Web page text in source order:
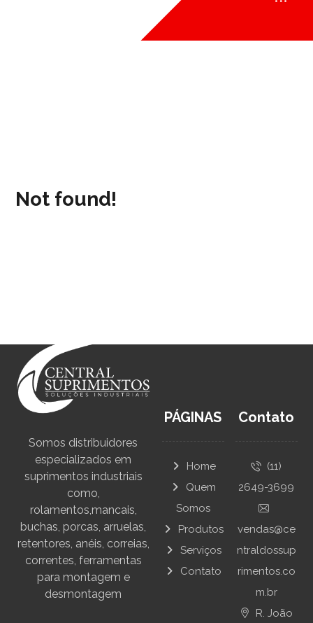
Not found!
Somos distribuidores
especializados em
suprimentos industriais
como,
rolamentos,mancais,
buchas, porcas, arruelas,
retentores, anéis, correias,
correntes, ferramentas
para montagem e
desmontagem
PÁGINAS
Home
Quem
Somos
Produtos
Serviços
Contato
Contato
(11)
2649-3699
vendas@ce
ntraldossup
rimentos.co
m.br
R. João